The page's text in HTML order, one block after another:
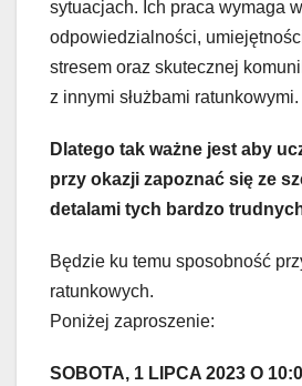
sytuacjach. Ich praca wymaga
odpowiedzialności,
stresem oraz skutecznej
z innymi służbami ratunkowymi.
Dlatego tak ważne jest aby
przy okazji zapoznać się ze
detalami tych bardzo
Będzie ku temu sposobność
ratunkowych.
Poniżej zaproszenie:
SOBOTA, 1 LIPCA 2023 O